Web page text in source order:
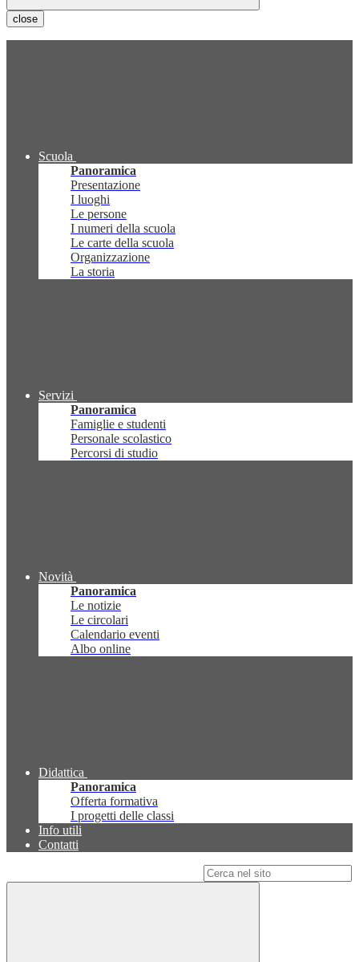
close
Scuola
Panoramica
Presentazione
I luoghi
Le persone
I numeri della scuola
Le carte della scuola
Organizzazione
La storia
Servizi
Panoramica
Famiglie e studenti
Personale scolastico
Percorsi di studio
Novità
Panoramica
Le notizie
Le circolari
Calendario eventi
Albo online
Didattica
Panoramica
Offerta formativa
I progetti delle classi
Info utili
Contatti